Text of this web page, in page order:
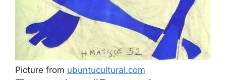
Picture from ubuntucultural.com